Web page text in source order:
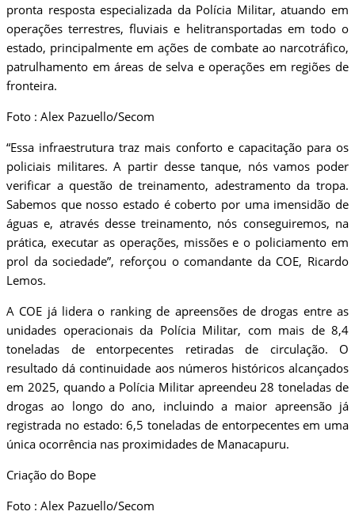
pronta resposta especializada da Polícia Militar, atuando em
operações terrestres, fluviais e helitransportadas em todo o
estado, principalmente em ações de combate ao narcotráfico,
patrulhamento em áreas de selva e operações em regiões de
fronteira.
Foto : Alex Pazuello/Secom
“Essa infraestrutura traz mais conforto e capacitação para os
policiais militares. A partir desse tanque, nós vamos poder
verificar a questão de treinamento, adestramento da tropa.
Sabemos que nosso estado é coberto por uma imensidão de
águas e, através desse treinamento, nós conseguiremos, na
prática, executar as operações, missões e o policiamento em
prol da sociedade”, reforçou o comandante da COE, Ricardo
Lemos.
A COE já lidera o ranking de apreensões de drogas entre as
unidades operacionais da Polícia Militar, com mais de 8,4
toneladas de entorpecentes retiradas de circulação. O
resultado dá continuidade aos números históricos alcançados
em 2025, quando a Polícia Militar apreendeu 28 toneladas de
drogas ao longo do ano, incluindo a maior apreensão já
registrada no estado: 6,5 toneladas de entorpecentes em uma
única ocorrência nas proximidades de Manacapuru.
Criação do Bope
Foto : Alex Pazuello/Secom